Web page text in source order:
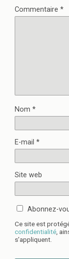
Commentaire *
Nom *
E-mail *
Site web
Abonnez-
Ce site est
confidentialité,
s’appliquent.